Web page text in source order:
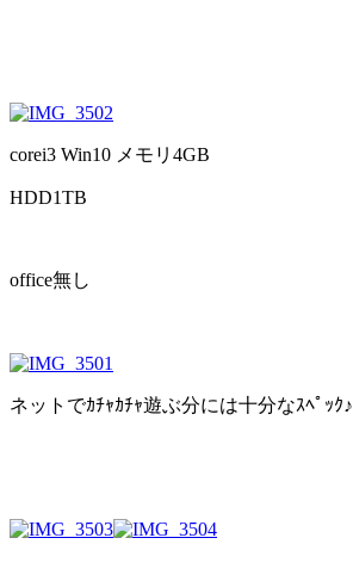
corei3 Win10 メモリ4GB
HDD1TB
office無し
ネットでｶﾁｬｶﾁｬ遊ぶ分には十分なｽﾍﾟｯｸ♪